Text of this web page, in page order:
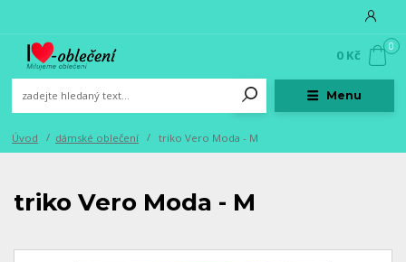
Menu
0
0 Kč
Úvod dámské oblečení triko Vero Moda - M
triko Vero Moda - M